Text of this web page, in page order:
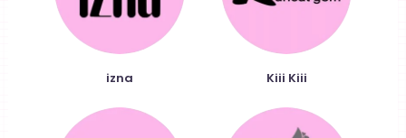
izna Kiii Kiii